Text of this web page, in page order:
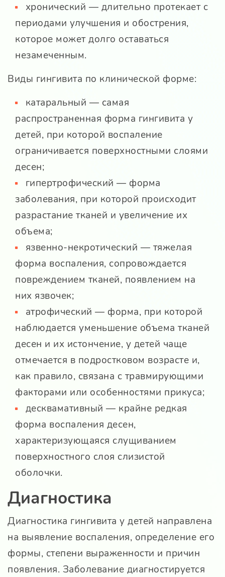
хронический — длительно протекает с
периодами улучшения и обострения,
которое может долго оставаться
незамеченным.
Виды гингивита по клинической форме:
катаральный — самая
распространенная форма гингивита у
детей, при которой воспаление
ограничивается поверхностными слоями
десен;
гипертрофический — форма
заболевания, при которой происходит
разрастание тканей и увеличение их
объема;
язвенно-некротический — тяжелая
форма воспаления, сопровождается
повреждением тканей, появлением на
них язвочек;
атрофический — форма, при которой
наблюдается уменьшение объема тканей
десен и их истончение, у детей чаще
отмечается в подростковом возрасте и,
как правило, связана с травмирующими
факторами или особенностями прикуса;
десквамативный — крайне редкая
форма воспаления десен,
характеризующаяся слущиванием
поверхностного слоя слизистой
оболочки.
Диагностика
Диагностика гингивита у детей направлена
на выявление воспаления, определение его
формы, степени выраженности и причин
появления. Заболевание диагностируется